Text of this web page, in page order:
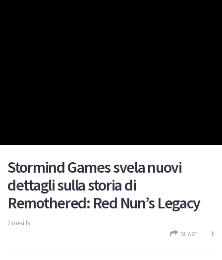
Stormind Games svela nuovi
dettagli sulla storia di
Remothered: Red Nun’s Legacy
2 mesi fa
SHARE